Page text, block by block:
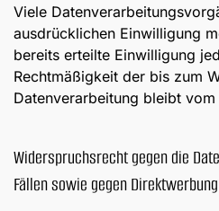
Viele
ausdrücklichen Einwilligung
bereits erteilte Einwilligung
Rechtmäßigkeit der bis zum
Datenverarbeitung bleibt
Widerspruchsrecht gegen die
Fällen sowie gegen